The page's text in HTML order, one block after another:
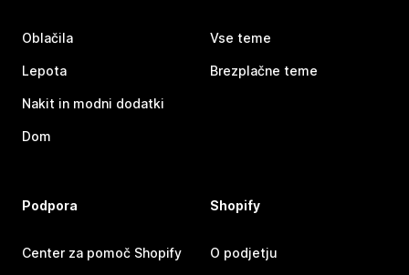
Oblačila
Lepota
Nakit in modni dodatki
Dom
Vse teme
Brezplačne teme
Podpora
Center za pomoč Shopify
Shopify
O podjetju